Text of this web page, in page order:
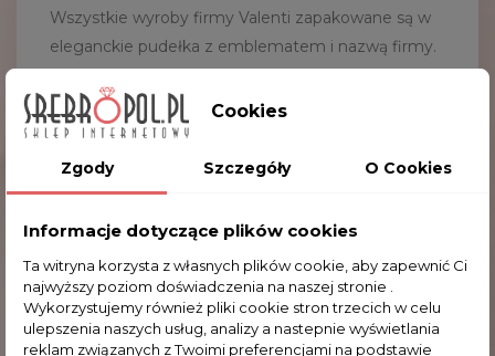
Wszystkie wyroby firmy Valenti zapakowane są w
eleganckie pudełka z emblematem i nazwą firmy.
Również każdy produkt posiada certyfikat
świadczący o oryginalności produktu.
Valenti
Oznaczenie na wyrobach Valenti powinno składać
się z ciągu znaków.
Przykład : MC Ag 3g 101
MC – region Włoch w którym został
wyprodukowany wyrób
Ag 3g – ilość gramów srebra na blasze
Cookies
Zgody Szczegóły O Cookies
Informacje dotyczące plików cookies
Ta witryna korzysta z własnych plików cookie, aby zapewnić Ci
najwyższy poziom doświadczenia na naszej stronie .
Wykorzystujemy również pliki cookie stron trzecich w celu
ulepszenia naszych usług, analizy a nastepnie wyświetlania
reklam związanych z Twoimi preferencjami na podstawie